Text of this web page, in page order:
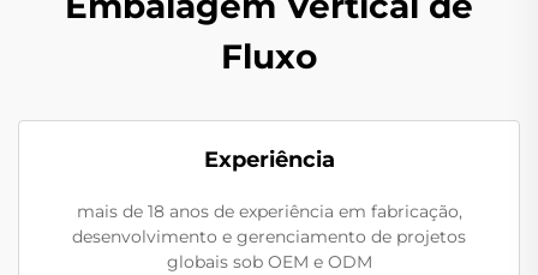
Fluxo
Experiência
mais de 18 anos de experiência em fabricação,
desenvolvimento e gerenciamento de projetos
globais sob OEM e ODM